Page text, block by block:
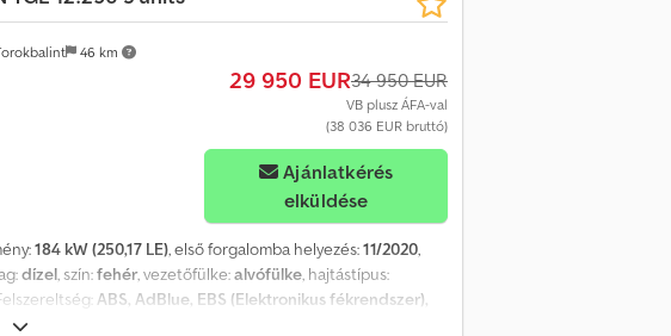
46 km
29 950 EUR34 950 EUR
VB plusz ÁFA-val
(38 036 EUR bruttó)
Ajánlatkérés
elküldése
184 kW (250,17 LE), első forgalomba helyezés:11/2020,
dízel, szín:fehér, vezetőfülke:alvófülke, hajtástípus:
ABS, AdBlue, EBS (Elektronikus fékrendszer),
koromszűrő, központi zár, légkondicionálás,